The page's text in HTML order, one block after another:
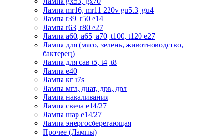
Лампа mr16, mr11 220v gu5.3, gu4
Лампа r39, r50 е14
Лампа r63, r80 е27
Лампа а60, а65, а70, t100, t120 е27
Лампа для (мясо, зелень, животноводство,
бактерец)
Лампа для сав t5, t4, t8
Лампа е40
Лампа кг r7s
Лампа мгл, днат, дрв, дрл
Лампа накаливания
Лампа свеча е14/27
Лампа шар е14/27
Лампа энергосберегающая
Прочее (Лампы)